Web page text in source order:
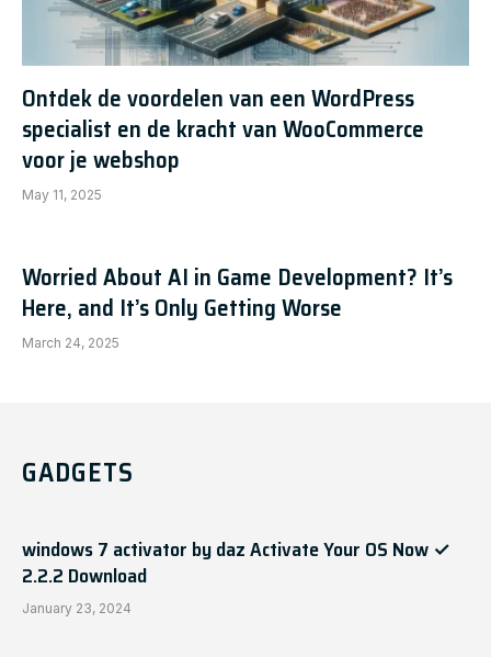
Ontdek de voordelen van een WordPress
specialist en de kracht van WooCommerce
voor je webshop
May 11, 2025
Worried About AI in Game Development? It’s
Here, and It’s Only Getting Worse
March 24, 2025
GADGETS
windows 7 activator by daz Activate Your OS Now ✓
2.2.2 Download
January 23, 2024